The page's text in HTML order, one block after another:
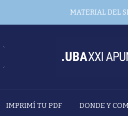
MATERIAL DEL
IMPRIMÍ TU PDF DONDE Y